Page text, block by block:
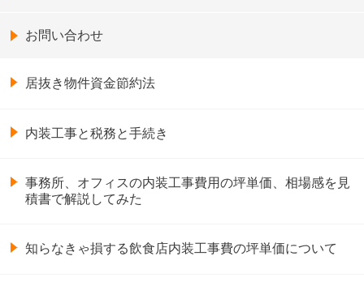
お問い合わせ
居抜き物件資金節約法
内装工事と税務と手続き
事務所、オフィスの内装工事費用の坪単価、相場感を見
積書で解説してみた
知らなきゃ損する飲食店内装工事費の坪単価について